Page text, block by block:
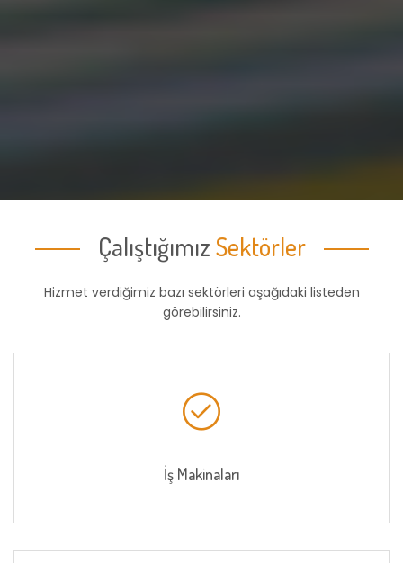
ÇalıştığımızSektörler
Hizmet verdiğimiz bazı sektörleri aşağıdaki listeden
görebilirsiniz.
İş Makinaları